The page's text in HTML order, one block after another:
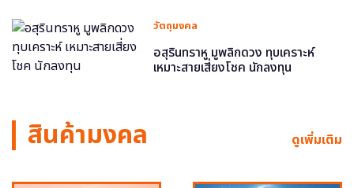
วัตถุมงคล
อสุรินทราหู มูพลิกดวง ทุบเคราะห์
เหมาะสายเสี่ยงโชค นักลงทุน
สินค้ามงคล ดูเพิ่มเติม